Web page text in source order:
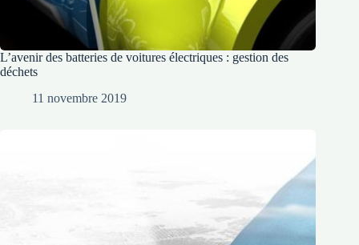
L’avenir des batteries de voitures électriques : gestion des
déchets
11 novembre 2019